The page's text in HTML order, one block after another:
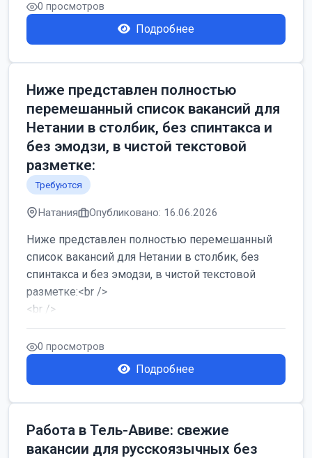
0 просмотров
Подробнее
Ниже представлен полностью
перемешанный список вакансий для
Нетании в столбик, без спинтакса и
без эмодзи, в чистой текстовой
разметке:
Требуются
Натания Опубликовано: 16.06.2026
Ниже представлен полностью перемешанный
список вакансий для Нетании в столбик, без
спинтакса и без эмодзи, в чистой текстовой
разметке:<br />
<br />
Работа в Нетании на мебельном производстве:
требу...
0 просмотров
Подробнее
Работа в Тель-Авиве: свежие
вакансии для русскоязычных без